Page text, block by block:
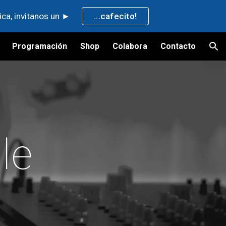
invitanos un ► ...cafecito!
Programación Shop Colabora Contacto